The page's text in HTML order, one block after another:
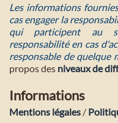
Les informations
cas engager la
qui participent au
responsabilité en cas
responsable de quelque
propos des niveaux de
Informations
Mentions légales /